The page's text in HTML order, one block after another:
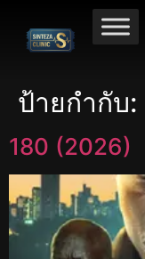
ป้ายกำกับ:
180 (2026)